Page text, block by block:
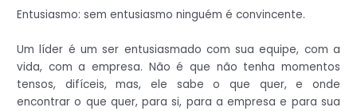
Entusiasmo: sem entusiasmo ninguém é convincente.
Um líder é um ser entusiasmado com sua equipe, com a
vida, com a empresa. Não é que não tenha momentos
tensos, difíceis, mas, ele sabe o que quer, e onde
encontrar o que quer, para si, para a empresa e para sua